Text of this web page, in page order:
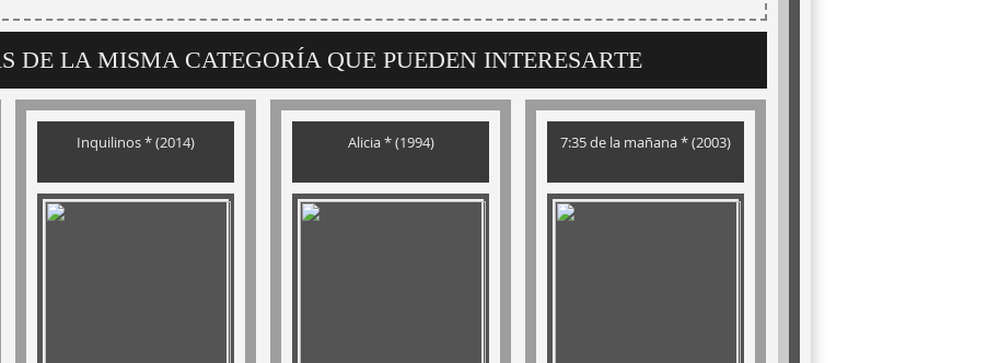
DE LA MISMA CATEGORÍA QUE PUEDEN INTERESARTE
Inquilinos * (2014) Alicia * (1994) 7:35 de la mañana * (2003)